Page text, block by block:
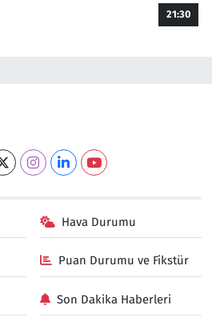
21:30
Hava Durumu
Puan Durumu ve Fikstür
Son Dakika Haberleri